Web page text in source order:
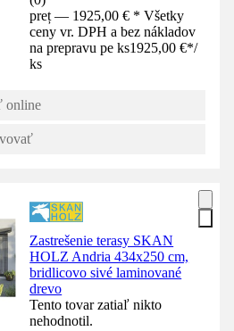
preț — 1925,00 € * Všetky
ceny vr. DPH a bez nákladov
na prepravu pe ks1925,00 €*/
ks
online
Zastrešenie terasy SKAN
HOLZ Andria 434x250 cm,
bridlicovo sivé laminované
drevo
Tento tovar zatiaľ nikto
nehodnotil.